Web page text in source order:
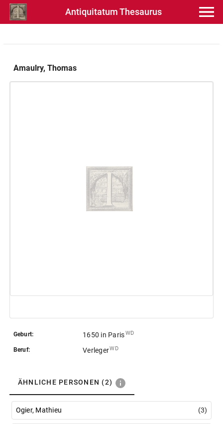
Antiquitatum Thesaurus
Amaulry, Thomas
Geburt: 1650 in Paris WD
Beruf: Verleger WD
ÄHNLICHE PERSONEN (2)
Ogier, Mathieu (3)